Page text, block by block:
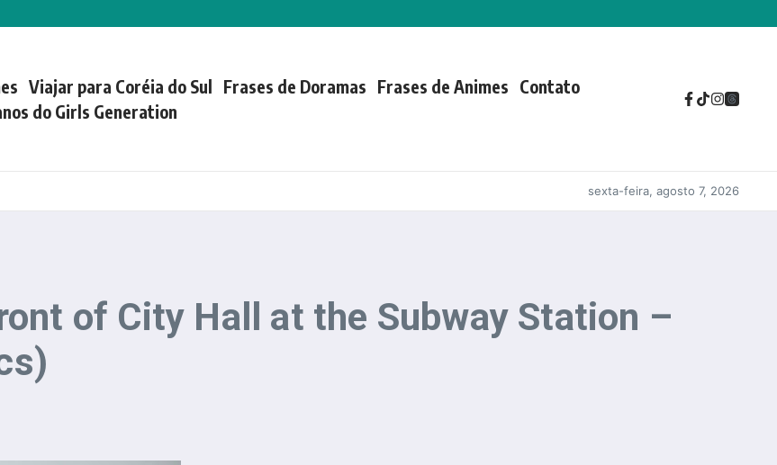
Viajar para Coréia do Sul Frases de Doramas Frases de Animes Contato
do Girls Generation
sexta-feira, agosto 7, 2026
of City Hall at the Subway Station –